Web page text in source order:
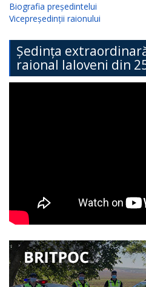
Biografia președintelui
Vicepreședinții raionului
Ședința
raional Ialoveni din